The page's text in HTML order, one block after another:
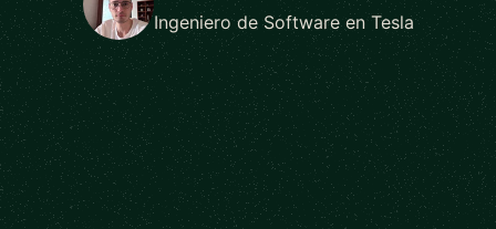
Ingeniero de Software en Tesla